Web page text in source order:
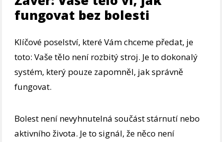
fungovat bez bolesti
Klíčové poselství, které Vám chceme předat, je
toto: Vaše tělo není rozbitý stroj. Je to dokonalý
systém, který pouze zapomněl, jak správně
fungovat.
Bolest není nevyhnutelná součást stárnutí nebo
aktivního života. Je to signál, že něco není